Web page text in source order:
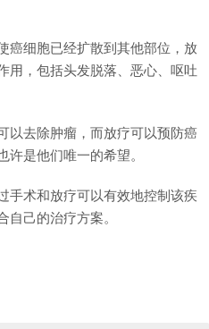
癌细胞已经扩散到其他部位，放
用，包括头发脱落、恶心、呕吐
以去除肿瘤，而放疗可以预防癌
是他们唯一的希望。
手术和放疗可以有效地控制该疾
己的治疗方案。